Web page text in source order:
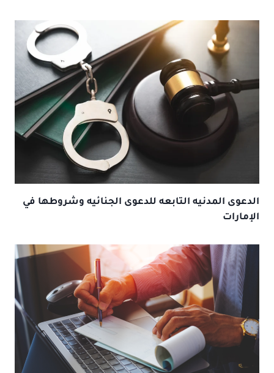
الدعوى المدنيه التابعه للدعوى الجنائيه وشروطها في
الإمارات